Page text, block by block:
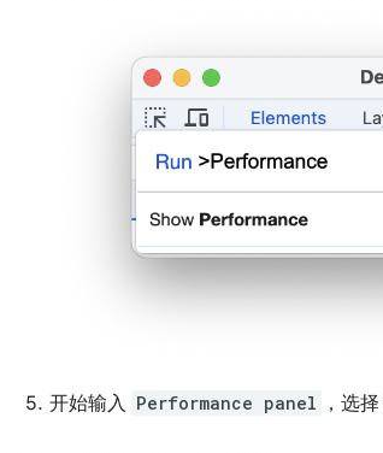
开始输入 Performance panel ，选择